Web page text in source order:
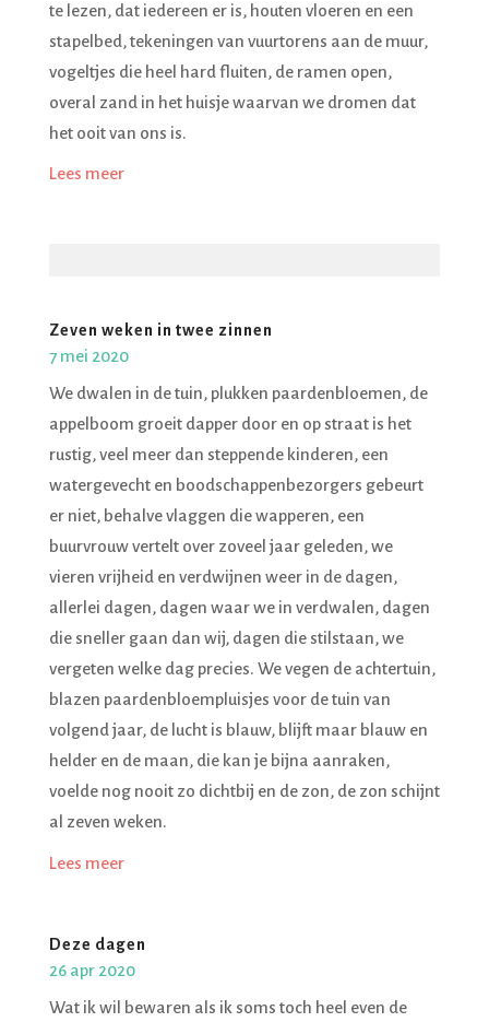
te lezen, dat iedereen er is, houten vloeren en een
stapelbed, tekeningen van vuurtorens aan de muur,
vogeltjes die heel hard fluiten, de ramen open,
overal zand in het huisje waarvan we dromen dat
het ooit van ons is.
Lees meer
Zeven weken in twee zinnen
7 mei 2020
We dwalen in de tuin, plukken paardenbloemen, de
appelboom groeit dapper door en op straat is het
rustig, veel meer dan steppende kinderen, een
watergevecht en boodschappenbezorgers gebeurt
er niet, behalve vlaggen die wapperen, een
buurvrouw vertelt over zoveel jaar geleden, we
vieren vrijheid en verdwijnen weer in de dagen,
allerlei dagen, dagen waar we in verdwalen, dagen
die sneller gaan dan wij, dagen die stilstaan, we
vergeten welke dag precies. We vegen de achtertuin,
blazen paardenbloempluisjes voor de tuin van
volgend jaar, de lucht is blauw, blijft maar blauw en
helder en de maan, die kan je bijna aanraken,
voelde nog nooit zo dichtbij en de zon, de zon schijnt
al zeven weken.
Lees meer
Deze dagen
26 apr 2020
Wat ik wil bewaren als ik soms toch heel even de